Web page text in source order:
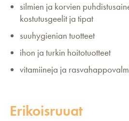
silmien ja korvien
kostutusgeelit ja tipat
suuhygienian tuotteet
ihon ja turkin hoitotuotteet
vitamiineja ja
Erikoisruuat